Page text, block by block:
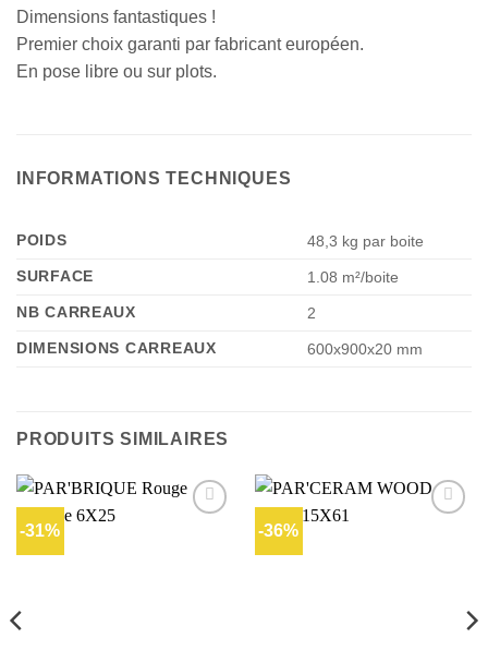
Dimensions fantastiques !
Premier choix garanti par fabricant européen.
En pose libre ou sur plots.
INFORMATIONS TECHNIQUES
POIDS
48,3 kg par boite
SURFACE
1.08 m²/boite
NB CARREAUX
2
DIMENSIONS CARREAUX
600x900x20 mm
PRODUITS SIMILAIRES
-31% -36%